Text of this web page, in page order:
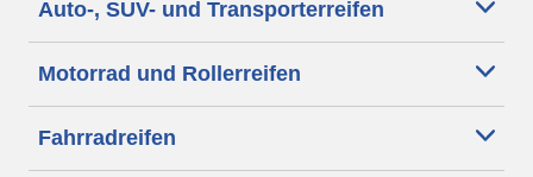
Auto-, SUV- und Transporterreifen
Motorrad und Rollerreifen
Fahrradreifen